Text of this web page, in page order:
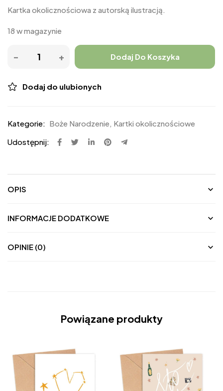
Kartka okolicznościowa z autorską ilustracją.
18 w magazynie
Dodaj Do Koszyka
Dodaj do ulubionych
Kategorie: Boże Narodzenie, Kartki okolicznościowe
Udostępnij:
OPIS
INFORMACJE DODATKOWE
OPINIE (0)
Powiązane produkty